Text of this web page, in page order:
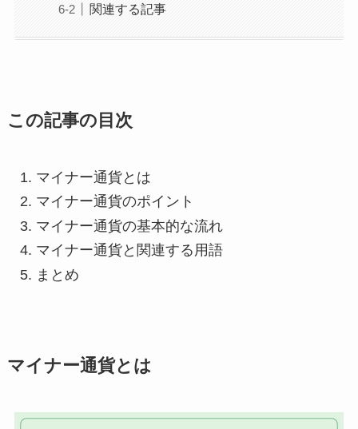
関連する記事
この記事の目次
マイナー通貨とは
マイナー通貨のポイント
マイナー通貨の基本的な流れ
マイナー通貨と関連する用語
まとめ
マイナー通貨とは